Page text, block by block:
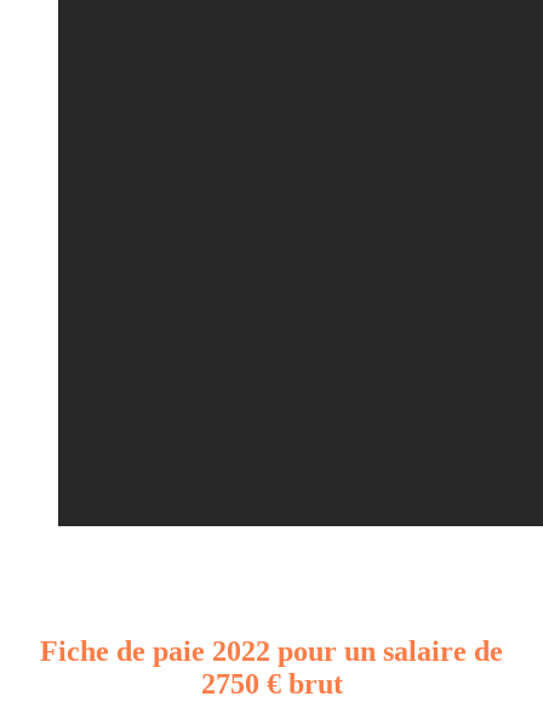
Fiche de paie 2022 pour un salaire de
2750 € brut